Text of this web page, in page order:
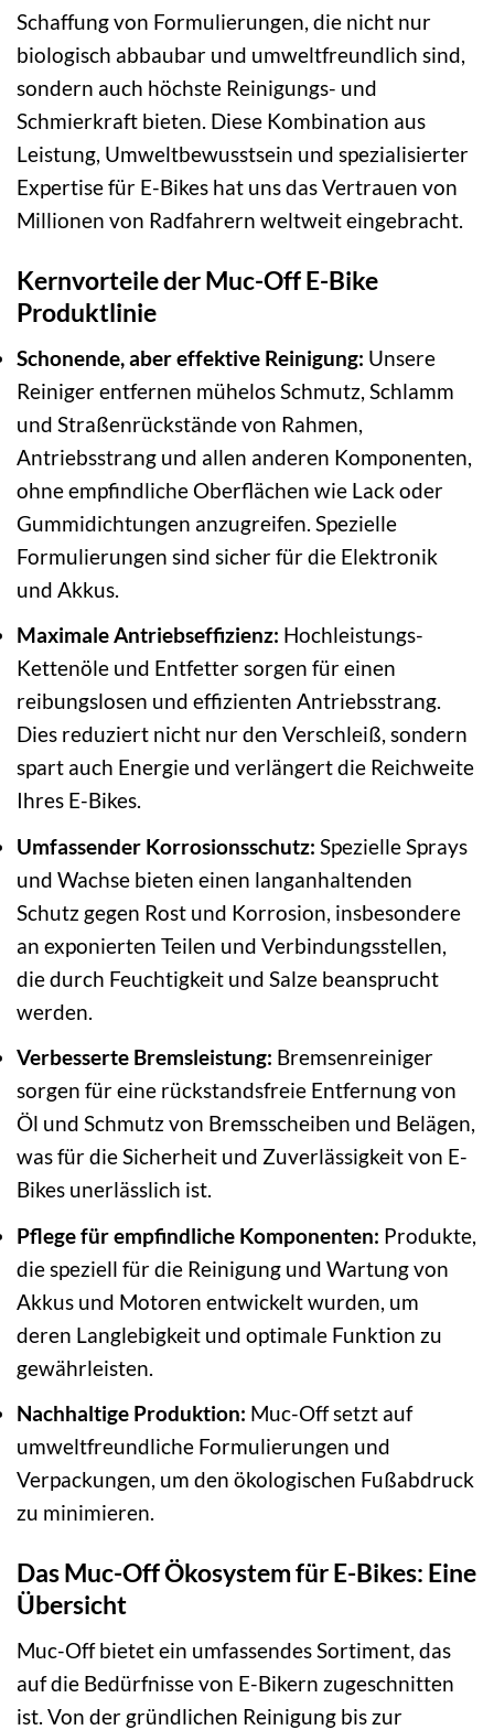
Schaffung von Formulierungen, die nicht nur
biologisch abbaubar und umweltfreundlich sind,
sondern auch höchste Reinigungs- und
Schmierkraft bieten. Diese Kombination aus
Leistung, Umweltbewusstsein und spezialisierter
Expertise für E-Bikes hat uns das Vertrauen von
Millionen von Radfahrern weltweit eingebracht.
Kernvorteile der Muc-Off E-Bike
Produktlinie
Schonende, aber effektive Reinigung: Unsere
Reiniger entfernen mühelos Schmutz, Schlamm
und Straßenrückstände von Rahmen,
Antriebsstrang und allen anderen Komponenten,
ohne empfindliche Oberflächen wie Lack oder
Gummidichtungen anzugreifen. Spezielle
Formulierungen sind sicher für die Elektronik
und Akkus.
Maximale Antriebseffizienz: Hochleistungs-
Kettenöle und Entfetter sorgen für einen
reibungslosen und effizienten Antriebsstrang.
Dies reduziert nicht nur den Verschleiß, sondern
spart auch Energie und verlängert die Reichweite
Ihres E-Bikes.
Umfassender Korrosionsschutz: Spezielle Sprays
und Wachse bieten einen langanhaltenden
Schutz gegen Rost und Korrosion, insbesondere
an exponierten Teilen und Verbindungsstellen,
die durch Feuchtigkeit und Salze beansprucht
werden.
Verbesserte Bremsleistung: Bremsenreiniger
sorgen für eine rückstandsfreie Entfernung von
Öl und Schmutz von Bremsscheiben und Belägen,
was für die Sicherheit und Zuverlässigkeit von E-
Bikes unerlässlich ist.
Pflege für empfindliche Komponenten: Produkte,
die speziell für die Reinigung und Wartung von
Akkus und Motoren entwickelt wurden, um
deren Langlebigkeit und optimale Funktion zu
gewährleisten.
Nachhaltige Produktion: Muc-Off setzt auf
umweltfreundliche Formulierungen und
Verpackungen, um den ökologischen Fußabdruck
zu minimieren.
Das Muc-Off Ökosystem für E-Bikes: Eine
Übersicht
Muc-Off bietet ein umfassendes Sortiment, das
auf die Bedürfnisse von E-Bikern zugeschnitten
ist. Von der gründlichen Reinigung bis zur